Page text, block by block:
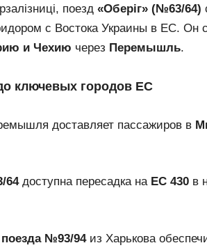
, поезд «Оберіг» (№63/64)
с Востока Украины в ЕС. Он
и Чехию через Перемышль.
ключевых городов ЕС
доставляет пассажиров в
64доступна пересадка на EC 430 в
№93/94из Харькова